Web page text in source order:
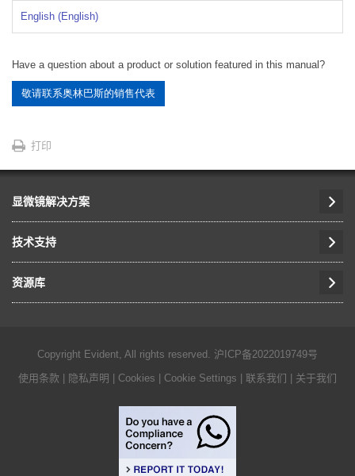
English (English)
Have a question about a product or solution featured in this manual?
敬请联系奥林巴斯的销售代表
打印
显微镜解决方案
技术支持
资源库
Copyright Evident, All rights reserved. 沪ICP备2022019749号
使用条款
隐私声明 Cookies Cookie Settings 联系我们 关于我们